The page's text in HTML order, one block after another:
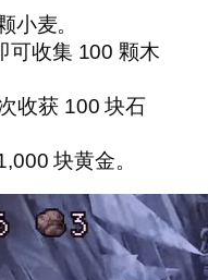
小麦。
可收集 100 颗木
收获 100 块石
块黄金。